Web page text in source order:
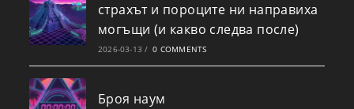
страхът и пороците ни направиха
могъщи (и какво следва после)
2026-03-13 / 0 COMMENTS
Броя наум